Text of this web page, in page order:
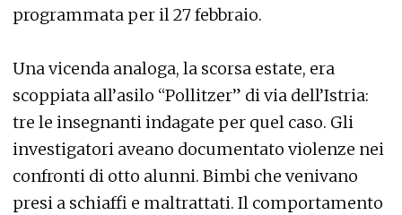
programmata per il 27 febbraio.
Una vicenda analoga, la scorsa estate, era
scoppiata all’asilo “Pollitzer” di via dell’Istria:
tre le insegnanti indagate per quel caso. Gli
investigatori aveano documentato violenze nei
confronti di otto alunni. Bimbi che venivano
presi a schiaffi e maltrattati. Il comportamento